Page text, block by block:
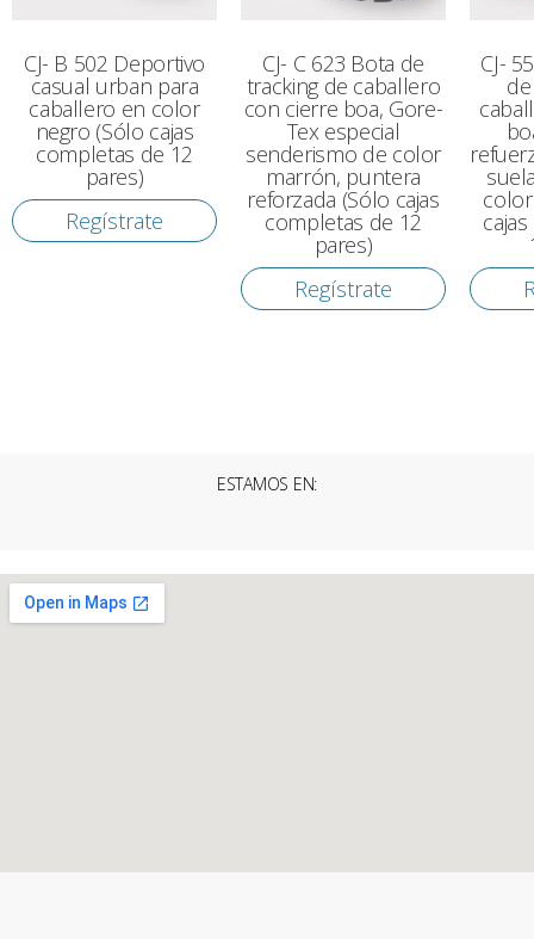
CJ- B 502 Deportivo
casual urban para
caballero en color
negro (Sólo cajas
completas de 12
pares)
Regístrate
CJ- C 623 Bota de
tracking de caballero
con cierre boa, Gore-
Tex especial
senderismo de color
marrón, puntera
reforzada (Sólo cajas
completas de 12
pares)
Regístrate
CJ-
ESTAMOS EN: